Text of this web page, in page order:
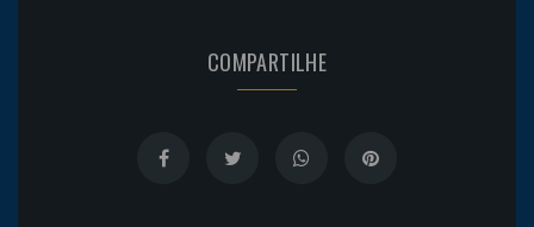
COMPARTILHE